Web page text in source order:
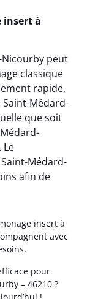
insert à
Nicourby peut
classique
rapide,
Médard-
que soit
Le
Médard-
afin de
insert à
avec
pour
– 46210 ?